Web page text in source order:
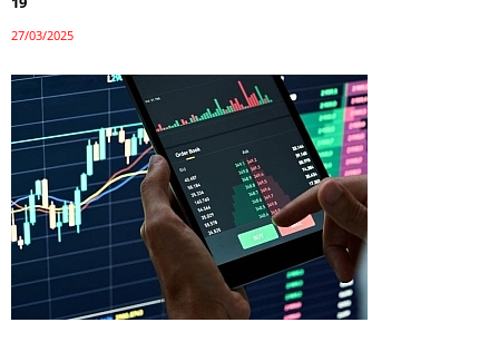
27/03/2025